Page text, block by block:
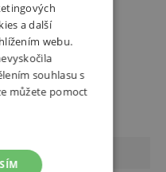
pro předškoláky
pro děti od 6 let
kluka
a další
webu.
souhlasu s
můžete pomoct